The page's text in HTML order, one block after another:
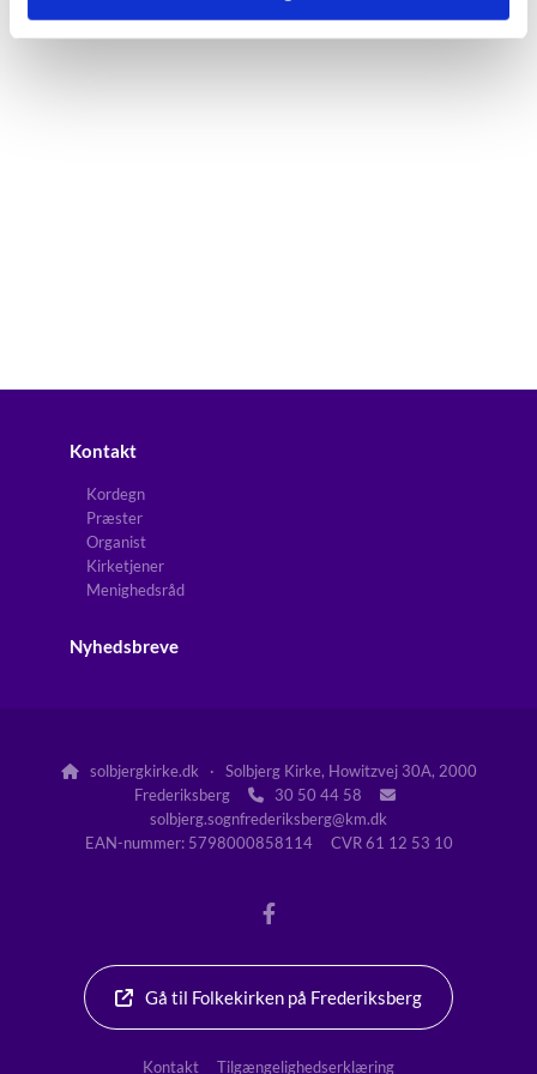
Kontakt
Kordegn
Præster
Organist
Kirketjener
Menighedsråd
Nyhedsbreve
solbjergkirke.dk · Solbjerg Kirke, Howitzvej 30A, 2000
Frederiksberg
 30 50 44 58 
solbjerg.sognfrederiksberg@km.dk
EAN-nummer: 5798000858114 CVR 61 12 53 10
Gå til Folkekirken på Frederiksberg
Kontakt Tilgængelighedserklæring